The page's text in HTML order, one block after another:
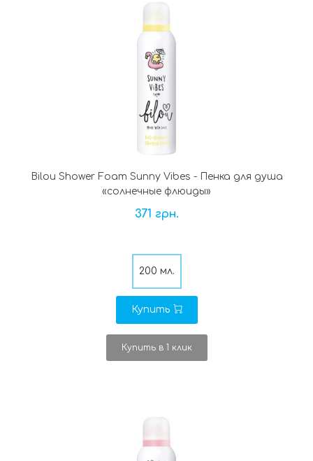
Bilou Shower Foam Sunny Vibes - Пенка для душа
«солнечные флюиды»
371 грн.
200 мл.
Купить
Купить в 1 клик